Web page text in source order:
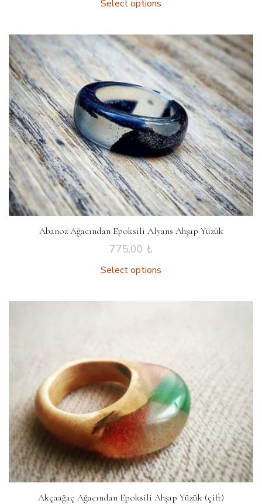
Select options
Abanoz Ağacından Epoksili Alyans Ahşap Yüzük
775.00 ₺
Select options
Akçaağaç Ağacından Epoksili Ahşap Yüzük (çift)